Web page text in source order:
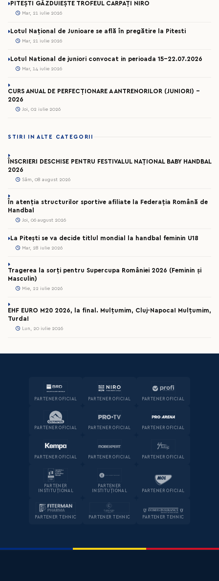
PITEȘTI GĂZDUIEȘTE TROFEUL CARPAȚI NIRO
Mar, 21 iulie 2026
Lotul Național de Junioare se află în pregătire la Pitesti
Mar, 21 iulie 2026
Lotul National de juniori convocat in perioada 15-22.07.2026
Mar, 14 iulie 2026
CURS ANUAL DE PERFECȚIONARE A ANTRENORILOR (JUNIORI) -
2026
Joi, 02 iulie 2026
STIRI IN ALTE CATEGORII
ÎNSCRIERI DESCHISE PENTRU FESTIVALUL NAȚIONAL BABY HANDBAL
2026
Sâm, 08 august 2026
În atenția structurilor sportive afiliate la Federația Română de
Handbal
Joi, 06 august 2026
La Pitești se va decide titlul mondial la handbal feminin U18
Mar, 28 iulie 2026
Tragerea la sorți pentru Supercupa României 2026 (Feminin și
Masculin)
Mie, 22 iulie 2026
EHF EURO M20 2026, la final. Mulțumim, Cluj-Napoca! Mulțumim,
Turda!
Lun, 20 iulie 2026
PARTENER OFICIAL PARTENER OFICIAL PARTENER OFICIAL
PARTENER OFICIAL PARTENER OFICIAL PARTENER OFICIAL
PARTENER OFICIAL PARTENER OFICIAL PARTENER OFICIAL
PARTENER
INSTITUȚIONAL
PARTENER
INSTITUȚIONAL
PARTENER OFICIAL
PARTENER TEHNIC PARTENER TEHNIC PARTENER TEHNIC